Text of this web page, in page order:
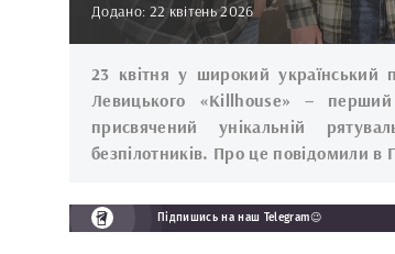
Додано: 22 квітень 2026
23 квітня у широкий український
Левицького «Killhouse» –
присвячений унікальній
безпілотників. Про це повідомили в
Підпишись на наш Telegram😉